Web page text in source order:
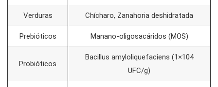
Verduras Chícharo, Zanahoria deshidratada
Prebióticos Manano-oligosacáridos (MOS)
Probióticos
Bacillus amyloliquefaciens (1×104
UFC/g)